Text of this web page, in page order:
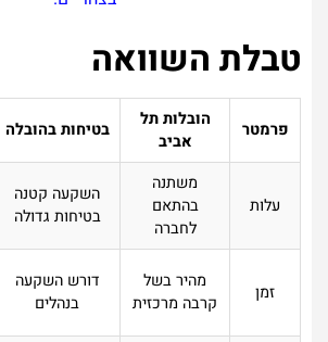
טבלת השוואה
פרמטר
הובלות תל
אביב
בטיחות בהובלה
עלות
משתנה
בהתאם
לחברה
השקעה קטנה
בטיחות גדולה
זמן
מהיר בשל
קרבה מרכזית
דורש השקעה
בנהלים